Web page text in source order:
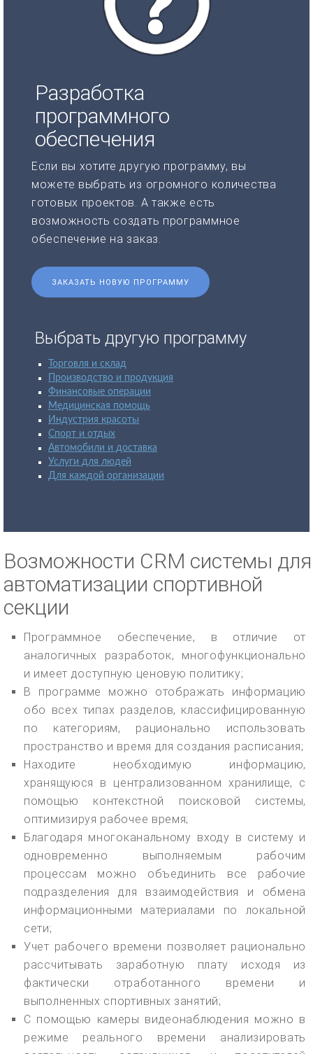
Разработка
программного
обеспечения
Если вы хотите другую программу, вы
можете выбрать из огромного количества
готовых проектов. А также есть
возможность создать программное
обеспечение на заказ.
ЗАКАЗАТЬ НОВУЮ ПРОГРАММУ
Выбрать другую программу
Торговля и склад
Производство и продукция
Финансовые операции
Медицинская помощь
Индустрия красоты
Спорт и отдых
Автомобили и доставка
Услуги для людей
Для каждой организации
Возможности CRM системы для
автоматизации спортивной
секции
Программное обеспечение, в отличие от
аналогичных разработок, многофункционально
и имеет доступную ценовую политику;
В программе можно отображать информацию
обо всех типах разделов, классифицированную
по категориям, рационально использовать
пространство и время для создания расписания;
Находите необходимую информацию,
хранящуюся в централизованном хранилище, с
помощью контекстной поисковой системы,
оптимизируя рабочее время;
Благодаря многоканальному входу в систему и
одновременно выполняемым рабочим
процессам можно объединить все рабочие
подразделения для взаимодействия и обмена
информационными материалами по локальной
сети;
Учет рабочего времени позволяет рационально
рассчитывать заработную плату исходя из
фактически отработанного времени и
выполненных спортивных занятий;
С помощью камеры видеонаблюдения можно в
режиме реального времени анализировать